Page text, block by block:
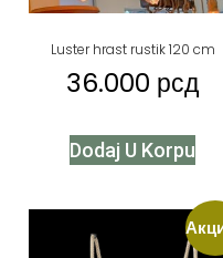
Luster hrast rustik 120 cm
36.000 рсд
Dodaj U Korpu